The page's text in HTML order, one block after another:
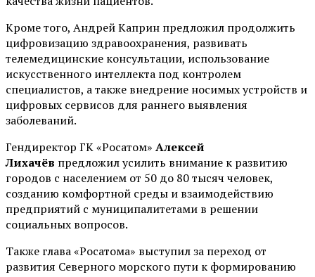
Кроме того, Андрей Каприн предложил продолжить
цифровизацию здравоохранения, развивать
телемедицинские консультации, использование
искусственного интеллекта под контролем
специалистов, а также внедрение носимых устройств и
цифровых сервисов для раннего выявления
заболеваний.
Гендиректор ГК «Росатом» Алексей
Лихачёв предложил усилить внимание к развитию
городов с населением от 50 до 80 тысяч человек,
созданию комфортной среды и взаимодействию
предприятий с муниципалитетами в решении
социальных вопросов.
Также глава «Росатома» выступил за переход от
развития Северного морского пути к формированию